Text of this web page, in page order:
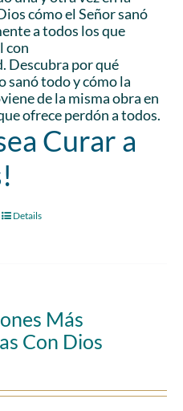
cómo el Señor sanó
a todos los que
con
Descubra por qué
sanó todo y cómo la
de la misma obra en
ofrece perdón a todos.
Curar a
Details
Más
Con Dios